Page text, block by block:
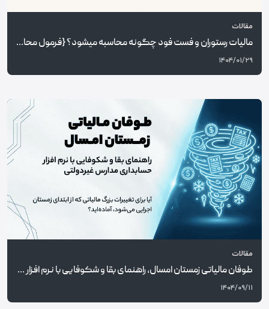
مقالات
مالیات رستوران و فست فود چگونه محاسبه میشود؟ {فرمول محاسبه ارزش افزوده}
۱۴۰۴/۰۱/۲۹
مقالات
طوفان مالیاتی زمستان امسال، راهنمای بقا و شکوفایی با نرم افزار حسابداری مدارس غیردولتی
۱۴۰۴/۰۹/۱۱